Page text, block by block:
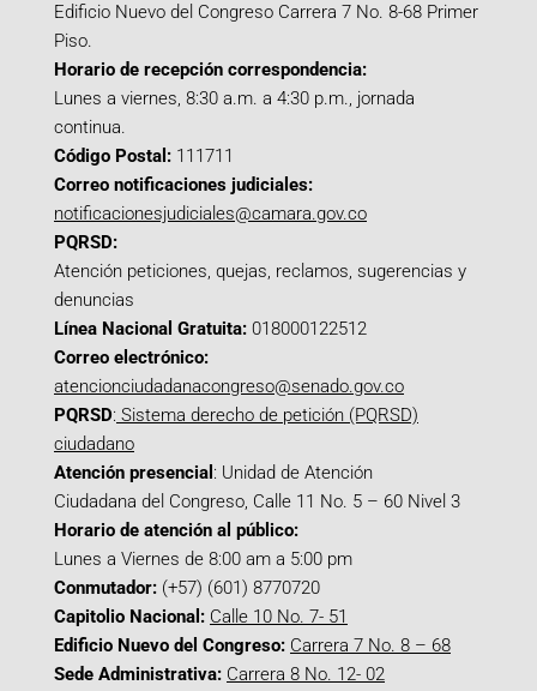
Edificio Nuevo del Congreso Carrera 7 No. 8-68 Primer
Piso.
Horario de recepción correspondencia:
Lunes a viernes, 8:30 a.m. a 4:30 p.m., jornada
continua.
Código Postal: 111711
Correo notificaciones judiciales:
notificacionesjudiciales@camara.gov.co
PQRSD:
Atención peticiones, quejas, reclamos, sugerencias y
denuncias
Línea Nacional Gratuita: 018000122512
Correo electrónico:
atencionciudadanacongreso@senado.gov.co
PQRSD: Sistema derecho de petición (PQRSD)
ciudadano
Atención presencial : Unidad de Atención
Ciudadana del Congreso, Calle 11 No. 5 – 60 Nivel 3
Horario de atención al público:
Lunes a Viernes de 8:00 am a 5:00 pm
Conmutador: (+57) (601) 8770720
Capitolio Nacional: Calle 10 No. 7- 51
Edificio Nuevo del Congreso: Carrera 7 No. 8 – 68
Sede Administrativa: Carrera 8 No. 12- 02